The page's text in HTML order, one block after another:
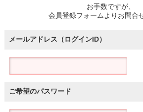
お手数ですが、
会員登録フォームよりお問合
メールアドレス（ログインID）
ご希望のパスワード